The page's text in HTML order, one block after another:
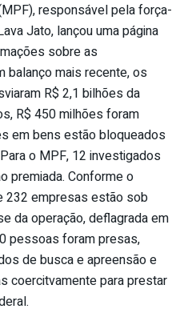
responsável pela força-
Jato, lançou uma página
sobre as
balanço mais recente, os
R$ 2,1 bilhões da
R$ 450 milhões foram
em bens estão bloqueados
o MPF, 12 investigados
premiada. Conforme o
232 empresas estão sob
da operação, deflagrada em
pessoas foram presas,
de busca e apreensão e
coercitvamente para prestar